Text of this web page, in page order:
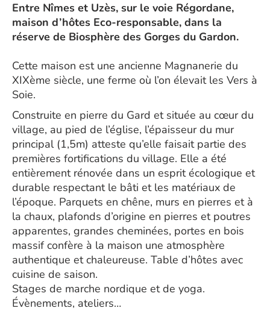
Entre Nîmes et Uzès, sur le voie Régordane,
maison d’hôtes Eco-responsable, dans la
réserve de Biosphère des Gorges du Gardon.
Cette maison est une ancienne Magnanerie du
XIXème siècle, une ferme où l’on élevait les Vers à
Soie.
Construite en pierre du Gard et située au cœur du
village, au pied de l’église, l’épaisseur du mur
principal (1,5m) atteste qu’elle faisait partie des
premières fortifications du village. Elle a été
entièrement rénovée dans un esprit écologique et
durable respectant le bâti et les matériaux de
l’époque. Parquets en chêne, murs en pierres et à
la chaux, plafonds d’origine en pierres et poutres
apparentes, grandes cheminées, portes en bois
massif confère à la maison une atmosphère
authentique et chaleureuse. Table d’hôtes avec
cuisine de saison.
Stages de marche nordique et de yoga.
Évènements, ateliers…